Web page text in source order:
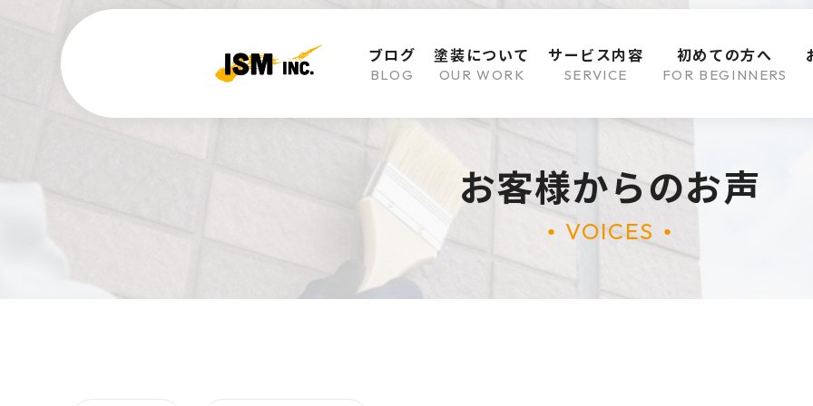
ブログ
BLOG
塗装について
OUR WORK
サービス内容
SERVICE
初めての方へ
FOR BEGINNERS
お客様からのお声
● VOICES ●